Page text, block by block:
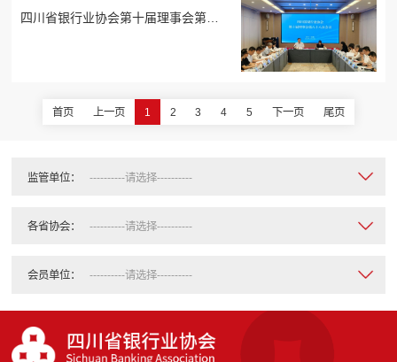
四川省银行业协会第十届理事会第六
首页 上一页 1 2 3 4 5 下一页 尾页
监管单位：
各省协会：
会员单位：